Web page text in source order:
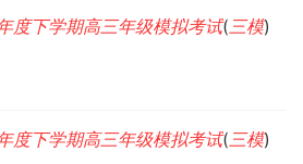
度下学期高三年级模拟考试(三模)
度下学期高三年级模拟考试(三模)